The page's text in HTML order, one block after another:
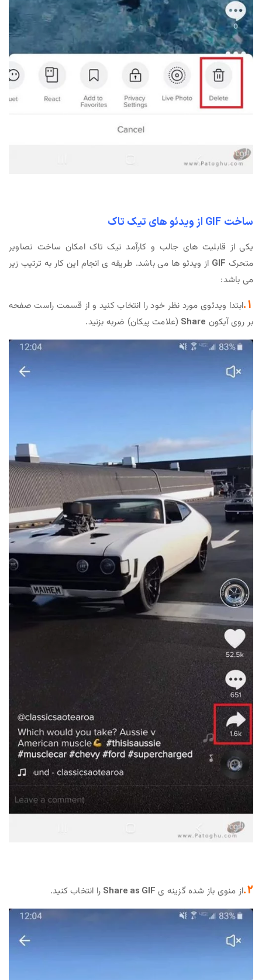
ساخت GIF از ویدئو های تیک تاک
یکی از قابلیت های جالب و کارآمد تیک تاک امکان ساخت تصاویر
متحرک GIF از ویدئو ها می باشد. طریقه ی انجام این کار به ترتیب زیر
می باشد:
1. ابتدا ویدئوی مورد نظر خود را انتخاب کنید و از قسمت راست صفحه
بر روی آیکون Share (علامت پیکان) ضربه بزنید.
2. از منوی باز شده گزینه ی Share as GIF را انتخاب کنید.